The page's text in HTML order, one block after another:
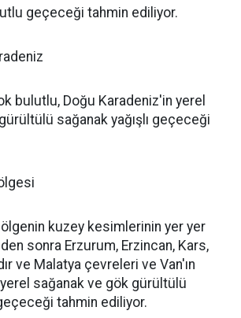
geçeceği tahmin ediliyor.
bulutlu, Doğu Karadeniz'in yerel
sağanak yağışlı geçeceği
kuzey kesimlerinin yer yer
sonra Erzurum, Erzincan, Kars,
ve Malatya çevreleri ve Van'ın
sağanak ve gök gürültülü
tahmin ediliyor.